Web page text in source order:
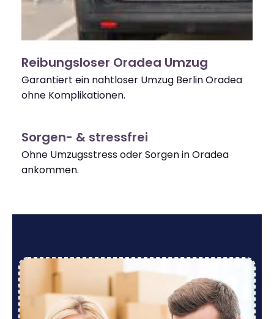
Reibungsloser Oradea Umzug
Garantiert ein nahtloser Umzug Berlin Oradea
ohne Komplikationen.
Sorgen- & stressfrei
Ohne Umzugsstress oder Sorgen in Oradea
ankommen.